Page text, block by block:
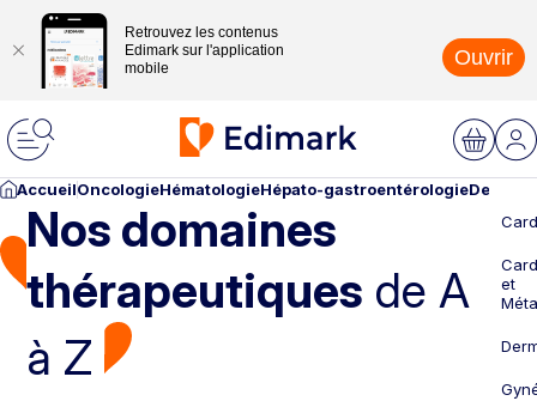
Retrouvez les contenus
Edimark sur l'application
mobile
Ouvrir
AccueilOncologieHématologieHépato-gastroentérologie
Nos domaines
thérapeutiques de A
à Z
et